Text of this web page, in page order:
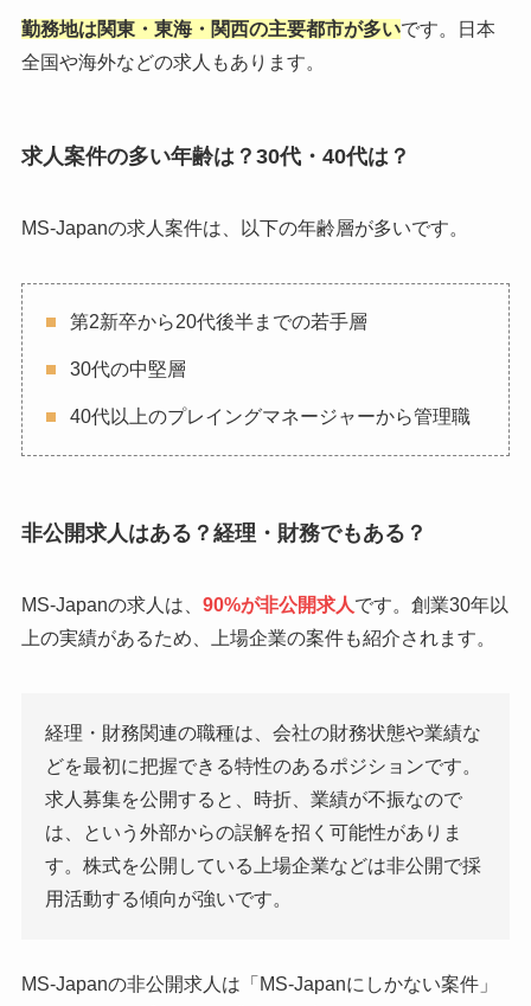
勤務地は関東・東海・関西の主要都市が多いです。日本
全国や海外などの求人もあります。
求人案件の多い年齢は？30代・40代は？
MS-Japanの求人案件は、以下の年齢層が多いです。
第2新卒から20代後半までの若手層
30代の中堅層
40代以上のプレイングマネージャーから管理職
非公開求人はある？経理・財務でもある？
MS-Japanの求人は、 90%が非公開求人です。創業30年以
上の実績があるため、上場企業の案件も紹介されます。
経理・財務関連の職種は、会社の財務状態や業績な
どを最初に把握できる特性のあるポジションです。
求人募集を公開すると、時折、業績が不振なので
は、という外部からの誤解を招く可能性がありま
す。株式を公開している上場企業などは非公開で採
用活動する傾向が強いです。
MS-Japanの非公開求人は「MS-Japanにしかない案件」